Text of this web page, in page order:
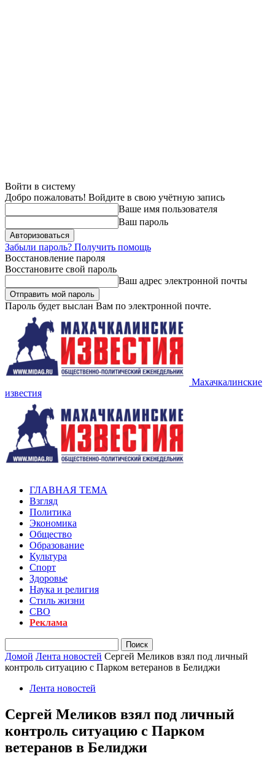
Войти в систему
Добро пожаловать! Войдите в свою учётную запись
Ваше имя пользователя
Ваш пароль
Забыли пароль? Получить помощь
Восстановление пароля
Восстановите свой пароль
Ваш адрес электронной почты
Пароль будет выслан Вам по электронной почте.
Махачкалинские
известия
ГЛАВНАЯ ТЕМА
Взгляд
Политика
Экономика
Общество
Образование
Культура
Спорт
Здоровье
Наука и религия
Стиль жизни
СВО
Реклама
Домой Лента новостей Сергей Меликов взял под личный
контроль ситуацию с Парком ветеранов в Белиджи
Лента новостей
Сергей Меликов взял под личный
контроль ситуацию с Парком
ветеранов в Белиджи